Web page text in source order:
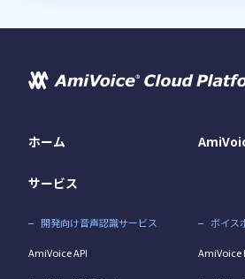
ホーム
サービス
開発向け音声認識サービス
AmiVoice API
ボイス
AmiVoice